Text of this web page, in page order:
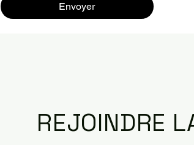
Envoyer
REJOINDRE